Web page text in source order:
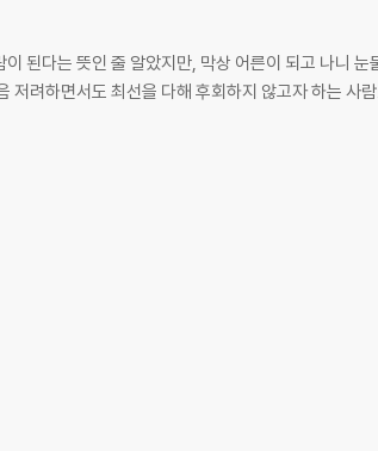
된다는 뜻인 줄 알았지만, 막상 어른이 되고 나니
저려하면서도 최선을 다해 후회하지 않고자 하는 사